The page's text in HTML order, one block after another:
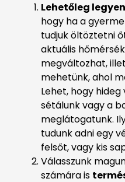
Lehetőleg
hogy ha a
tudjuk öltöztetni
aktuális
megváltozhat,
mehetünk, ahol
Lehet, hogy
sétálunk vagy a
meglátogatunk.
tudunk adni egy
felsőt, vagy kis
Válasszunk
számára is